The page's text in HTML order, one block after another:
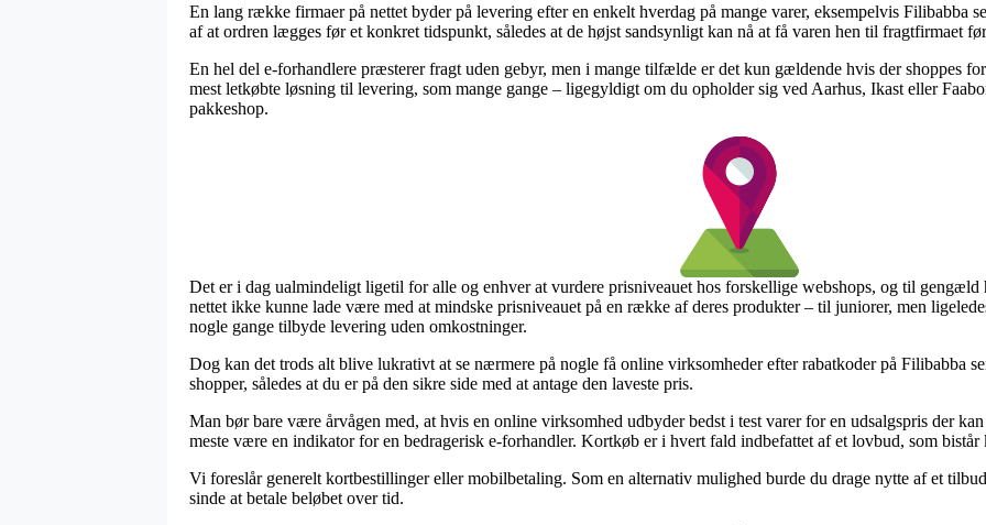
En lang række firmaer på nettet byder på levering efter en enkelt hverdag på mange varer, eksempelvis Filibabba
af at ordren lægges før et konkret tidspunkt, således at de højst sandsynligt kan nå at få varen hen til fragtfirmaet
En hel del e-forhandlere præsterer fragt uden gebyr, men i mange tilfælde er det kun gældende hvis der shoppes
mest letkøbte løsning til levering, som mange gange – ligegyldigt om du opholder sig ved Aarhus, Ikast eller
pakkeshop.
Det er i dag ualmindeligt ligetil for alle og enhver at vurdere prisniveauet hos forskellige webshops, og til gengæld
nettet ikke kunne lade være med at mindske prisniveauet på en række af deres produkter – til juniorer, men
nogle gange tilbyde levering uden omkostninger.
Dog kan det trods alt blive lukrativt at se nærmere på nogle få online virksomheder efter rabatkoder på Filibabba
shopper, således at du er på den sikre side med at antage den laveste pris.
Man bør bare være årvågen med, at hvis en online virksomhed udbyder bedst i test varer for en udsalgspris der
meste være en indikator for en bedragerisk e-forhandler. Kortkøb er i hvert fald indbefattet af et lovbud, som
Vi foreslår generelt kortbestillinger eller mobilbetaling. Som en alternativ mulighed burde du drage nytte af et
sinde at betale beløbet over tid.